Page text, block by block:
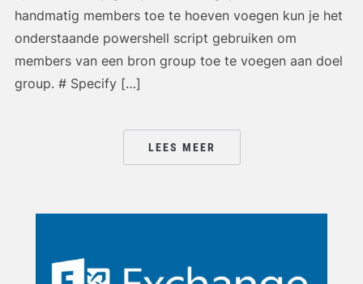
handmatig members toe te hoeven voegen kun je het
onderstaande powershell script gebruiken om
members van een bron group toe te voegen aan doel
group. # Specify […]
LEES MEER